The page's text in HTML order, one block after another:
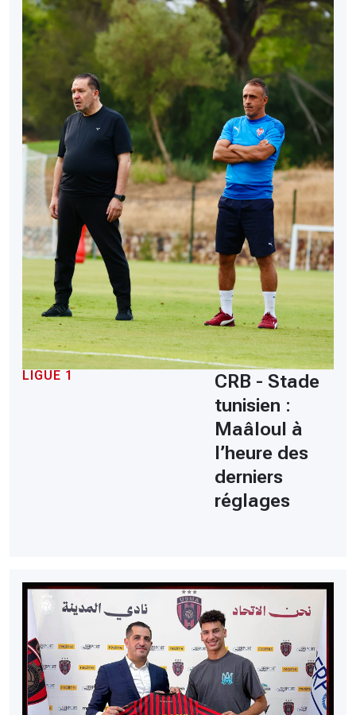
LIGUE 1
CRB - Stade
tunisien :
Maâloul à
l’heure des
derniers
réglages